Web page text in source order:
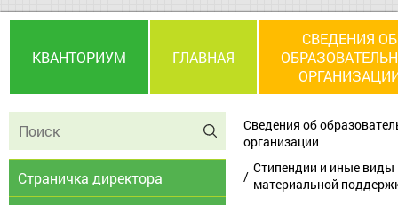
КВАНТОРИУМ ГЛАВНАЯ
СВЕДЕНИЯ ОБ
Страничка директора
Сведения об
организации
Стипендии и иные виды
материальной